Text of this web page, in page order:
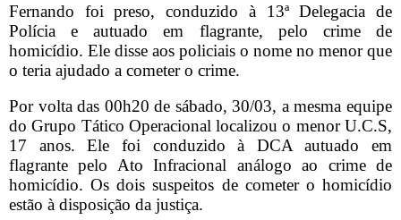
Fernando foi preso, conduzido à 13ª Delegacia de
Polícia e autuado em flagrante, pelo crime de
homicídio. Ele disse aos policiais o nome no menor que
o teria ajudado a cometer o crime.
Por volta das 00h20 de sábado, 30/03, a mesma equipe
do Grupo Tático Operacional localizou o menor U.C.S,
17 anos. Ele foi conduzido à DCA autuado em
flagrante pelo Ato Infracional análogo ao crime de
homicídio. Os dois suspeitos de cometer o homicídio
estão à disposição da justiça.